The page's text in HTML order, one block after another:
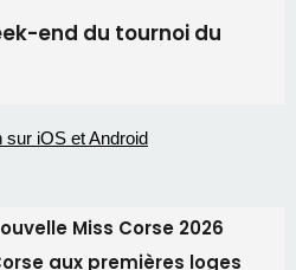
pas avant 2081
en Corse pour
?
dans les restaurants
au faux vendeur de